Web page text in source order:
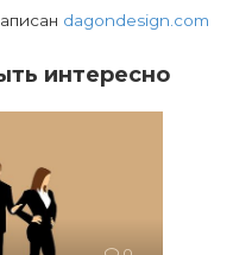
dagondesign.com
интересно